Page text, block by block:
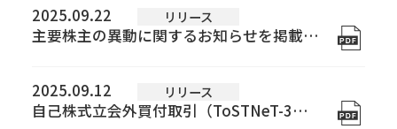
事業内容
建築事業
土木事業
2016年
2014年
2013年
2025.09.22 リリース
主要株主の異動に関するお知らせを掲載しました
2025.09.12 リリース
自己株式立会外買付取引（ToSTNeT-3）による自己株式の取得結果 及び自己株式の取得終了に関するお知らせを掲載しました